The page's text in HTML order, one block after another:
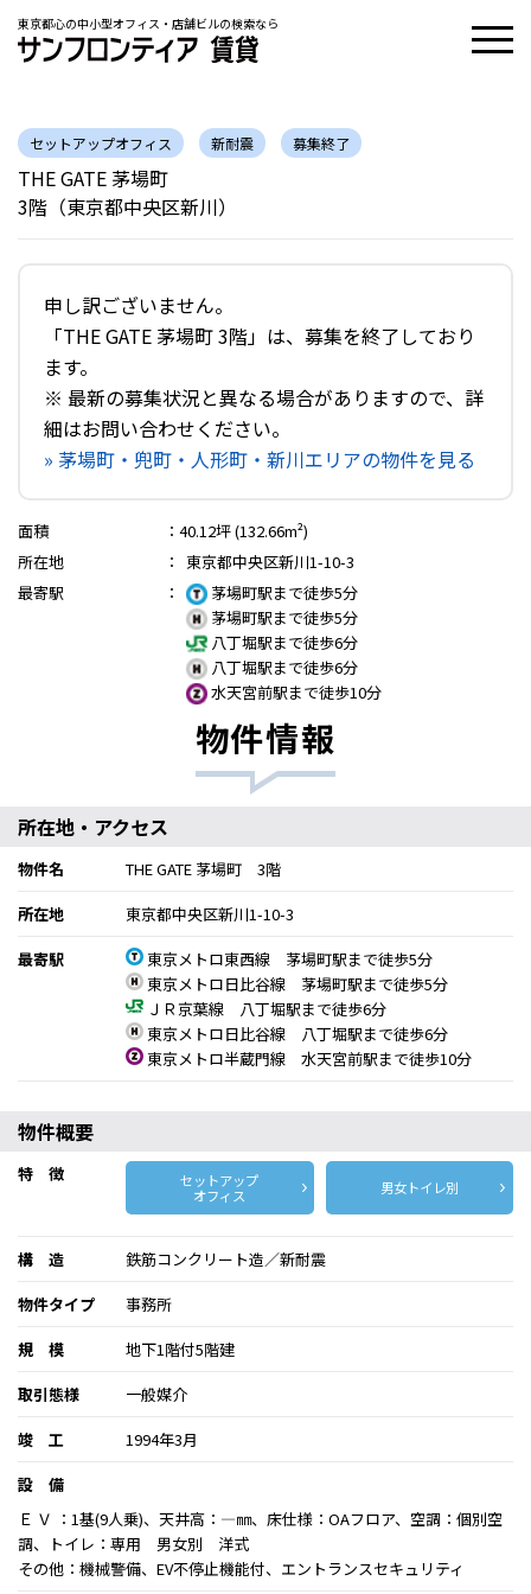
東京都心の中小型オフィス・店舗ビルの検索なら
セットアップオフィス 新耐震 募集終了
THE GATE 茅場町
3階（東京都中央区新川）
申し訳ございません。
「THE GATE 茅場町 3階」は、募集を終了しており
ます。
※ 最新の募集状況と異なる場合がありますので、詳
細はお問い合わせください。
» 茅場町・兜町・人形町・新川エリアの物件を見る
面積 ： 40.12坪 (132.66m²)
所在地
：
東京都中央区新川1-10-3
最寄駅
：
茅場町駅まで徒歩5分
茅場町駅まで徒歩5分
八丁堀駅まで徒歩6分
八丁堀駅まで徒歩6分
水天宮前駅まで徒歩10分
物件情報
所在地・アクセス
物件名
THE GATE 茅場町 3階
所在地
東京都中央区新川1-10-3
最寄駅
東京メトロ東西線 茅場町駅まで徒歩5分
東京メトロ日比谷線 茅場町駅まで徒歩5分
ＪＲ京葉線 八丁堀駅まで徒歩6分
東京メトロ日比谷線 八丁堀駅まで徒歩6分
東京メトロ半蔵門線 水天宮前駅まで徒歩10分
物件概要
特 徴
セットアップ
オフィス
男女トイレ別
構 造
鉄筋コンクリート造／新耐震
物件タイプ
事務所
規 模
地下1階付5階建
取引態様
一般媒介
竣 工
1994年3月
設 備
Ｅ Ｖ ：1基(9人乗)、天井高：―㎜、床仕様：OAフロア、空調：個別空
調、トイレ：専用 男女別 洋式
その他：機械警備、EV不停止機能付、エントランスセキュリティ